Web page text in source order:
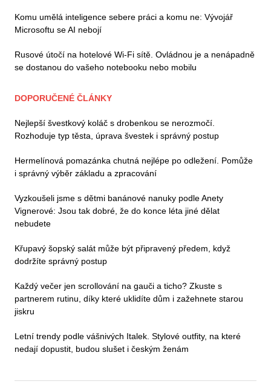
Komu umělá inteligence sebere práci a komu ne: Vývojář
Microsoftu se AI nebojí
Rusové útočí na hotelové Wi-Fi sítě. Ovládnou je a nenápadně
se dostanou do vašeho notebooku nebo mobilu
DOPORUČENÉ ČLÁNKY
Nejlepší švestkový koláč s drobenkou se nerozmočí.
Rozhoduje typ těsta, úprava švestek i správný postup
Hermelínová pomazánka chutná nejlépe po odležení. Pomůže
i správný výběr základu a zpracování
Vyzkoušeli jsme s dětmi banánové nanuky podle Anety
Vignerové: Jsou tak dobré, že do konce léta jiné dělat
nebudete
Křupavý šopský salát může být připravený předem, když
dodržíte správný postup
Každý večer jen scrollování na gauči a ticho? Zkuste s
partnerem rutinu, díky které uklidíte dům i zažehnete starou
jiskru
Letní trendy podle vášnivých Italek. Stylové outfity, na které
nedají dopustit, budou slušet i českým ženám